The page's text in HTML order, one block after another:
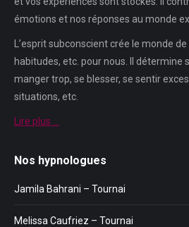
émotions et nos réponses au monde
L’esprit subconscient crée le monde
habitudes, etc. pour nous. Il détermine
manger trop, se blesser, se sentir
situations, etc.
Lire plus …
Nos hypnologues
Jamila Bahrani – Tournai
Melissa Caufriez – Tournai